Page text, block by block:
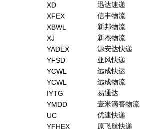
XD
迅达速递
XFEX
信丰物流
XBWL
新邦物流
XJ
新杰物流
YADEX
源安达快递
YFSD
亚风快递
YCWL
远成快运
YCWL
远成物流
IYTG
易通达
YMDD
壹米滴答物流
UC
优速快递
YFHEX
原飞航快递